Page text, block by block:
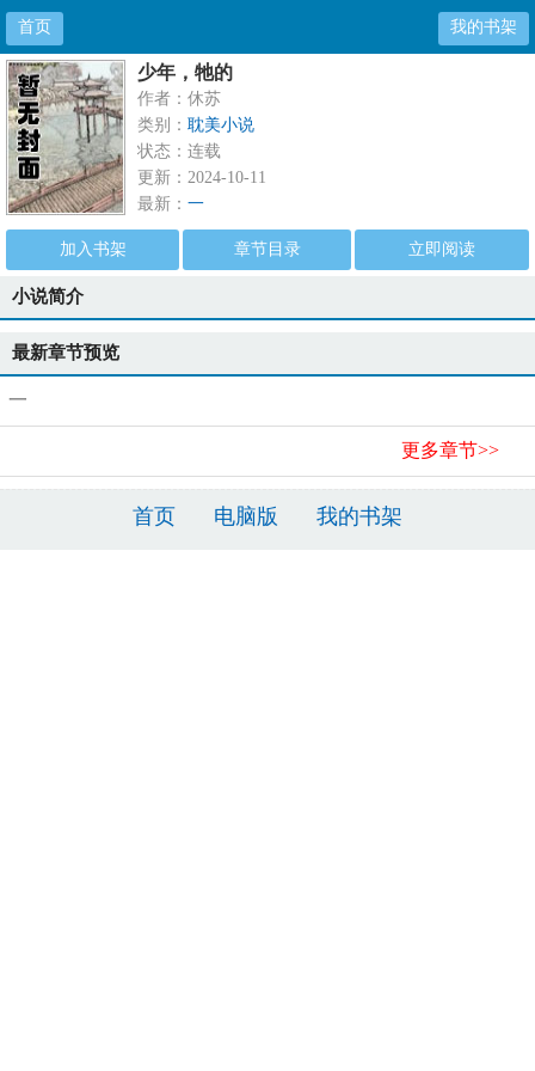
首页 我的书架
少年，牠的
作者：休苏
类别： 耽美小说
状态：连载
更新：2024-10-11
最新： 一
加入书架 章节目录 立即阅读
小说简介
最新章节预览
一
更多章节>>
首页 电脑版 我的书架